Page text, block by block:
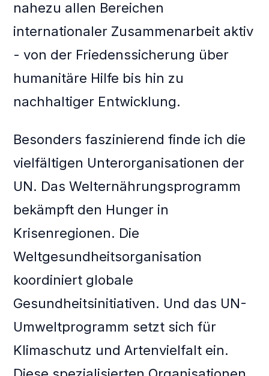
nahezu allen Bereichen
internationaler Zusammenarbeit aktiv
- von der Friedenssicherung über
humanitäre Hilfe bis hin zu
nachhaltiger Entwicklung.
Besonders faszinierend finde ich die
vielfältigen Unterorganisationen der
UN. Das Welternährungsprogramm
bekämpft den Hunger in
Krisenregionen. Die
Weltgesundheitsorganisation
koordiniert globale
Gesundheitsinitiativen. Und das UN-
Umweltprogramm setzt sich für
Klimaschutz und Artenvielfalt ein.